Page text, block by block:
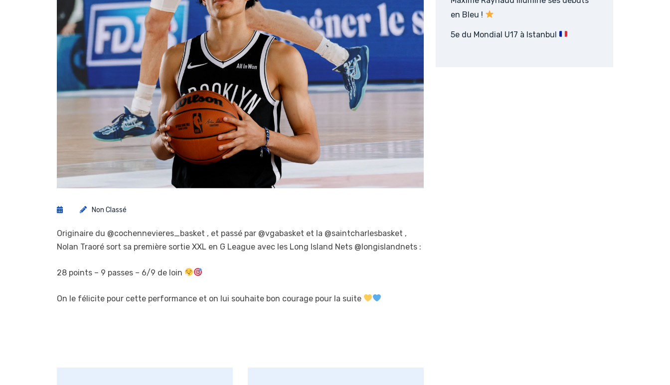
Non Classé
Originaire du @cochennevieres_basket , et passé par @vgabasket et la @saintcharlesbasket ,
Nolan Traoré sort sa première sortie XXL en G League avec les Long Island Nets @longislandnets :
28 points – 9 passes – 6/9 de loin
On le félicite pour cette performance et on lui souhaite bon courage pour la suite
en Bleu !
5e du Mondial U17 à Istanbul